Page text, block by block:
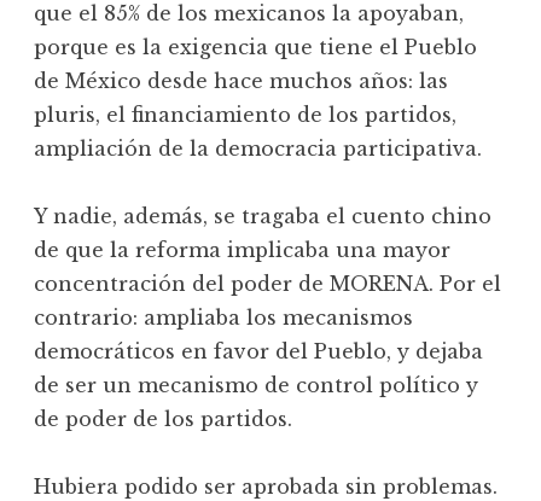
que el 85% de los mexicanos la apoyaban,
porque es la exigencia que tiene el Pueblo
de México desde hace muchos años: las
pluris, el financiamiento de los partidos,
ampliación de la democracia participativa.
Y nadie, además, se tragaba el cuento chino
de que la reforma implicaba una mayor
concentración del poder de MORENA. Por el
contrario: ampliaba los mecanismos
democráticos en favor del Pueblo, y dejaba
de ser un mecanismo de control político y
de poder de los partidos.
Hubiera podido ser aprobada sin problemas.